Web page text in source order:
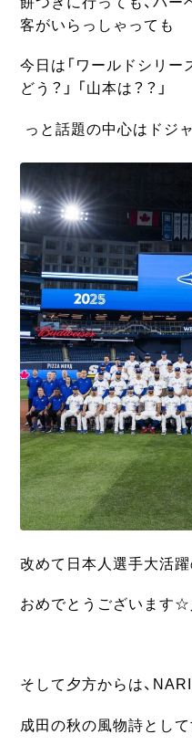
客がいらっしゃっても
今日は「ワールドシリー
どう？」 「山本は？？」
っと話題の中心はドジャ
改めて日本人選手大活躍
おめでとうございます☆
そして夕方からは、
成田の秋の風物詩とし